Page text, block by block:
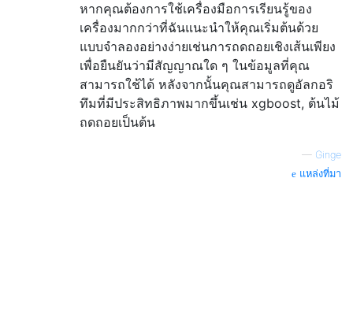
หากคุณต้องการใช้เครื่องมือการเรียนรู้ของ
เครื่องมากกว่าที่ฉันแนะนำให้คุณเริ่มต้นด้วย
แบบจำลองอย่างง่ายเช่นการถดถอยเชิงเส้นเพียง
เพื่อยืนยันว่ามีสัญญาณใด ๆ ในข้อมูลที่คุณ
สามารถใช้ได้ หลังจากนั้นคุณสามารถดูอัลกอริ
ทึมที่มีประสิทธิภาพมากขึ้นเช่น xgboost, ต้นไม้
ถดถอยเป็นต้น
— Ginge
แหล่งที่มา